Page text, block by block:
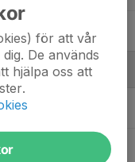
för att vår
De används
hjälpa oss att